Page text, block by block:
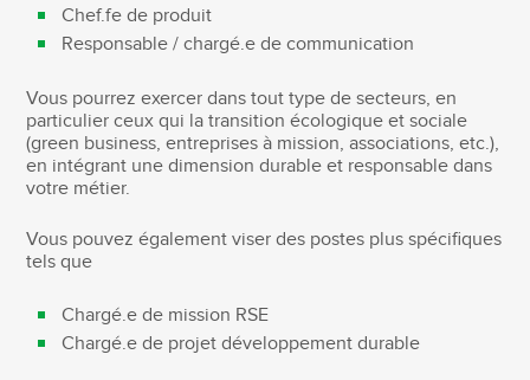
Chef.fe de produit
Responsable / chargé.e de communication
Vous pourrez exercer dans tout type de secteurs, en
particulier ceux qui la transition écologique et sociale
(green business, entreprises à mission, associations, etc.),
en intégrant une dimension durable et responsable dans
votre métier.
Vous pouvez également viser des postes plus spécifiques
tels que
Chargé.e de mission RSE
Chargé.e de projet développement durable